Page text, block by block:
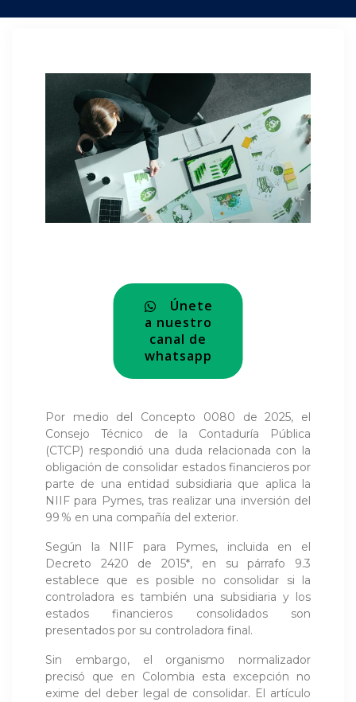
Únete
a nuestro
canal de
whatsapp
Por medio del Concepto 0080 de 2025, el
Consejo Técnico de la Contaduría Pública
(CTCP) respondió una duda relacionada con la
obligación de consolidar estados financieros por
parte de una entidad subsidiaria que aplica la
NIIF para Pymes, tras realizar una inversión del
99 % en una compañía del exterior.
Según la NIIF para Pymes, incluida en el
Decreto 2420 de 2015*, en su párrafo 9.3
establece que es posible no consolidar si la
controladora es también una subsidiaria y los
estados financieros consolidados son
presentados por su controladora final.
Sin embargo, el organismo normalizador
precisó que en Colombia esta excepción no
exime del deber legal de consolidar. El artículo